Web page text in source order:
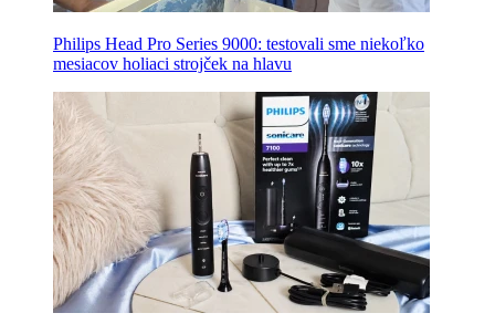
Philips Head Pro Series 9000: testovali sme niekoľko
mesiacov holiaci strojček na hlavu